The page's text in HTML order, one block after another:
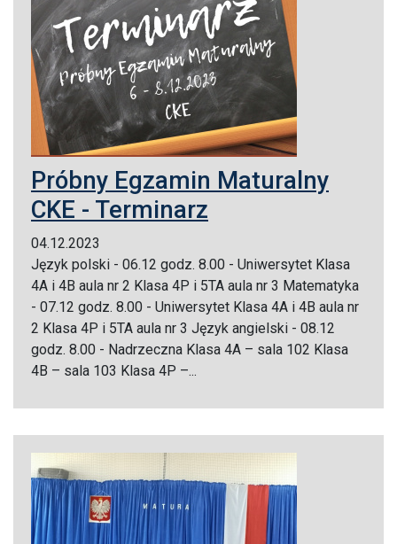
Próbny Egzamin Maturalny
CKE - Terminarz
04.12.2023
Język polski - 06.12 godz. 8.00 - Uniwersytet Klasa
4A i 4B aula nr 2 Klasa 4P i 5TA aula nr 3 Matematyka
- 07.12 godz. 8.00 - Uniwersytet Klasa 4A i 4B aula nr
2 Klasa 4P i 5TA aula nr 3 Język angielski - 08.12
godz. 8.00 - Nadrzeczna Klasa 4A – sala 102 Klasa
4B – sala 103 Klasa 4P –...